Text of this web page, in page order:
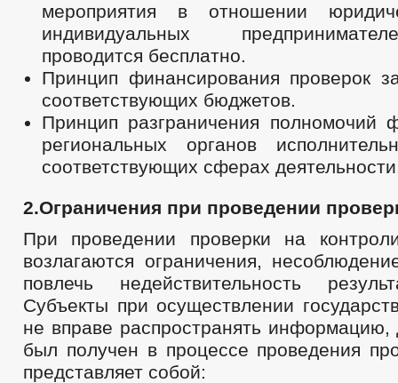
мероприятия в отношении
индивидуальных
проводится бесплатно.
Принцип финансирования проверок
соответствующих бюджетов.
Принцип разграничения полномочий
региональных органов
соответствующих сферах
2.Ограничения при проведении
При проведении проверки на
возлагаются ограничения,
повлечь недействительность
Субъекты при осуществлении
не вправе распространять информацию,
был получен в процессе проведения
представляет собой: